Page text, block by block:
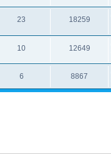
23 18259
10 12649
6 8867